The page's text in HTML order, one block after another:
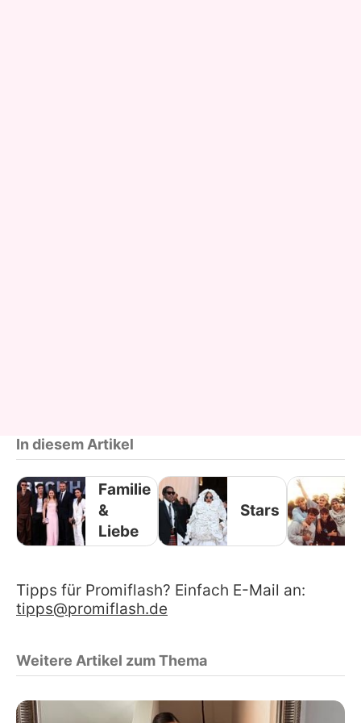
In diesem Artikel
Familie
&
Liebe
Stars
Tipps für Promiflash? Einfach E-Mail an:
tipps@promiflash.de
Weitere Artikel zum Thema